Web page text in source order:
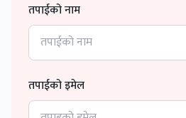
तपाईको नाम
तपाईको इमेल